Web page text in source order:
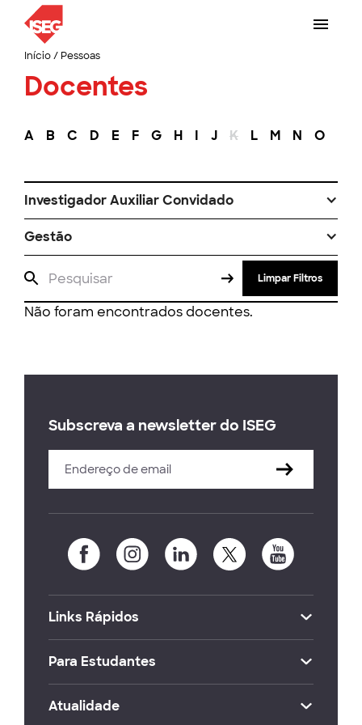
Início/ Pessoas
Docentes
A B C D E F G H I J K L M N O
Investigador Auxiliar Convidado
Gestão
Limpar Filtros
Não foram encontrados docentes.
Subscreva a newsletter do ISEG
Links Rápidos
Para Estudantes
Atualidade